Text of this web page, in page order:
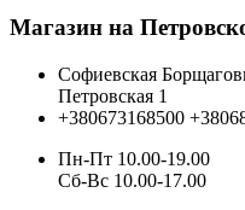
Магазин на
Софиевская
Петровская 1
+380673168500
Пн-Пт 10.00-19.00
Cб-Вс 10.00-17.00